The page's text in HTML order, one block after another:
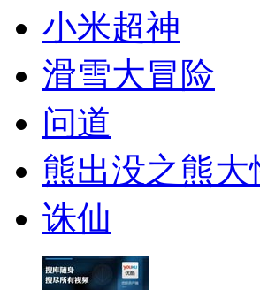
小米超神
滑雪大冒险
问道
熊出没之熊大
诛仙